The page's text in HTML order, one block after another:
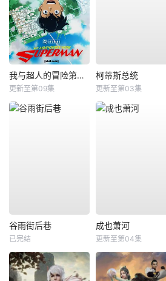
我与超人的冒险第三季
更新至第09集
柯蒂斯总统
更新至第03集
谷雨街后巷
已完结
成也萧河
更新至第04集